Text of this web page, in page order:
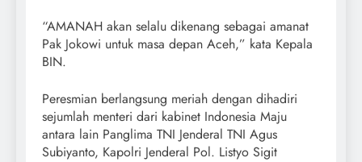
“AMANAH akan selalu dikenang sebagai amanat
Pak Jokowi untuk masa depan Aceh,” kata Kepala
BIN.
Peresmian berlangsung meriah dengan dihadiri
sejumlah menteri dari kabinet Indonesia Maju
antara lain Panglima TNI Jenderal TNI Agus
Subiyanto, Kapolri Jenderal Pol. Listyo Sigit